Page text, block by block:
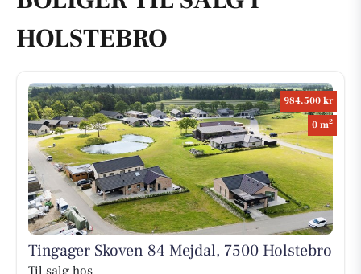
HOLSTEBRO
984.500 kr
0 m2
Tingager Skoven 84 Mejdal, 7500 Holstebro